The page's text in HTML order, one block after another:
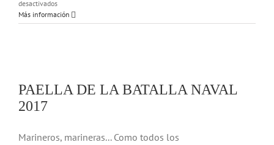
desactivadosen
YERRO,
LUJAZO
Más información
PAELLA DE LA BATALLA NAVAL
2017
Marineros, marineras... Como todos los